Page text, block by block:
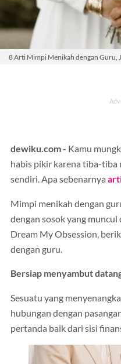
8 Arti Mimpi Menikah dengan Guru,
dewiku.com - Kamu
habis pikir karena tiba-tiba
sendiri. Apa sebenarnya
Mimpi menikah dengan
dengan sosok yang
Dream My Obsession,
dengan guru.
Bersiap menyambut
Sesuatu yang
hubungan dengan
pertanda baik dari sisi